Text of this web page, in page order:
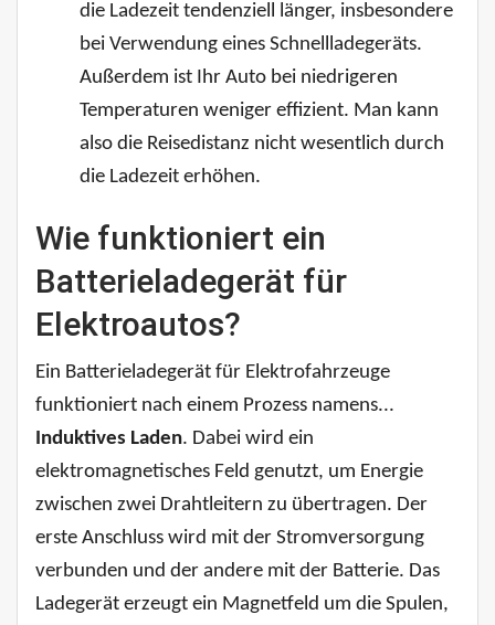
die Ladezeit tendenziell länger, insbesondere
bei Verwendung eines Schnellladegeräts.
Außerdem ist Ihr Auto bei niedrigeren
Temperaturen weniger effizient. Man kann
also die Reisedistanz nicht wesentlich durch
die Ladezeit erhöhen.
Wie funktioniert ein
Batterieladegerät für
Elektroautos?
Ein Batterieladegerät für Elektrofahrzeuge
funktioniert nach einem Prozess namens...
Induktives Laden. Dabei wird ein
elektromagnetisches Feld genutzt, um Energie
zwischen zwei Drahtleitern zu übertragen. Der
erste Anschluss wird mit der Stromversorgung
verbunden und der andere mit der Batterie. Das
Ladegerät erzeugt ein Magnetfeld um die Spulen,